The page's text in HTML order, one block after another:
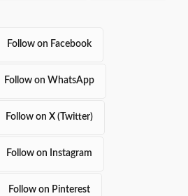
Follow on Facebook
Follow on WhatsApp
Follow on X (Twitter)
Follow on Instagram
Follow on Pinterest